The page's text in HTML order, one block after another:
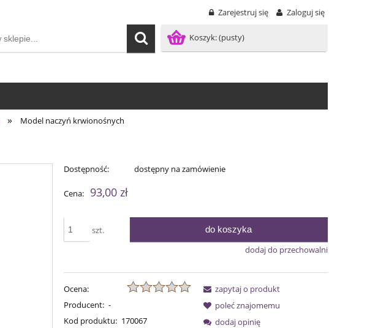
Zarejestruj się Zaloguj się
Koszyk:(pusty)
» Model naczyń krwionośnych
Dostępność: dostępny na zamówienie
Cena: 93,00 zł
szt. do koszyka
dodaj do przechowalni
Ocena:
Producent: -
Kod produktu: 170067
zapytaj o produkt
poleć znajomemu
dodaj opinię